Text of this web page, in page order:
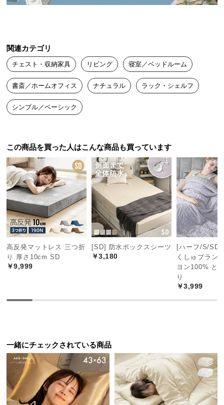
い
て
大
型
商
配
送
に
つ
い
て
中
型
商
品
て
小
型
商
品
関連カテゴリ
チェスト・収納家具 リビング 寝室／ベッドルーム
書斎／ホームオフィス ナチュラル ラック・シェルフ
シンプル／ベーシック
この商品を買った人はこんな商品も買っています
高反発マットレス 三つ折
り 厚さ10cm SD
￥9,999
[SD] 防水ボックスシーツ
￥3,180
[ハーフ/S/SD/
くしゅブラン
ヨン100% と
り
￥3,999
一緒にチェックされている商品